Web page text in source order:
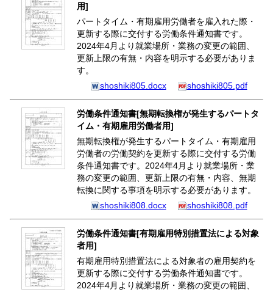
用]
パートタイム・有期雇用労働者を雇入れた際・
更新する際に交付する労働条件通知書です。
2024年4月より就業場所・業務の変更の範囲、
更新上限の有無・内容を明示する必要がありま
す。
shoshiki805.docx
shoshiki805.pdf
労働条件通知書[無期転換権が発生するパートタ
イム・有期雇用労働者用]
無期転換権が発生するパートタイム・有期雇用
労働者の労働契約を更新する際に交付する労働
条件通知書です。2024年4月より就業場所・業
務の変更の範囲、更新上限の有無・内容、無期
転換に関する事項を明示する必要があります。
shoshiki808.docx
shoshiki808.pdf
労働条件通知書[有期雇用特別措置法による対象
者用]
有期雇用特別措置法による対象者の雇用契約を
更新する際に交付する労働条件通知書です。
2024年4月より就業場所・業務の変更の範囲、